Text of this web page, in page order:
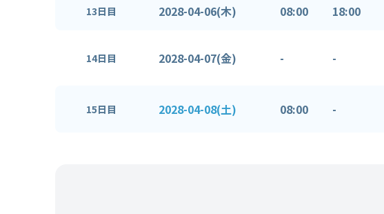
13日目 2028-04-06(木) 08:00 18:00
14日目 2028-04-07(金) - -
15日目 2028-04-08(土) 08:00 -